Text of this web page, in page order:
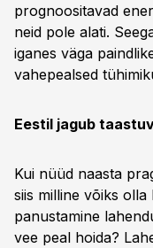
prognoositavad
neid pole alati.
iganes väga
vahepealsed
Eestil jagub
Kui nüüd naasta
siis milline võiks olla
panustamine
vee peal hoida?